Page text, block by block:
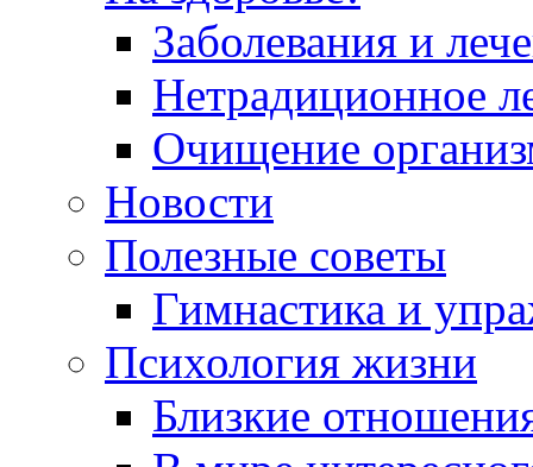
Заболевания и
Нетрадиционное
Очищение
Новости
Полезные советы
Гимнастика и
Психология жизни
Близкие